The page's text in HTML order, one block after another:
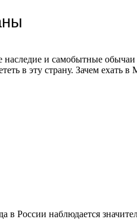
и самобытные
в эту страну. Зачем
России наблюдается